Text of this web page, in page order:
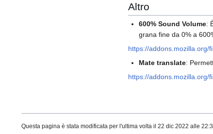
Altro
600% Sound Volume:
grana fine da 0% a
https://addons.mozilla.org/
Mate translate:
https://addons.mozilla.org/
Questa pagina è stata modificata per l'ultima volta il 22 dic 2022 alle